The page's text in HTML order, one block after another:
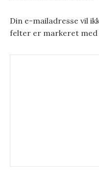
Din e-mailadresse vil
felter er markeret med